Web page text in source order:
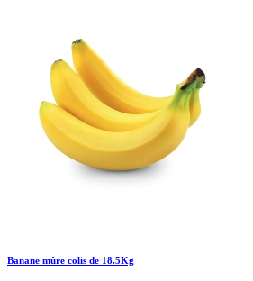
Banane mûre colis de 18.5Kg